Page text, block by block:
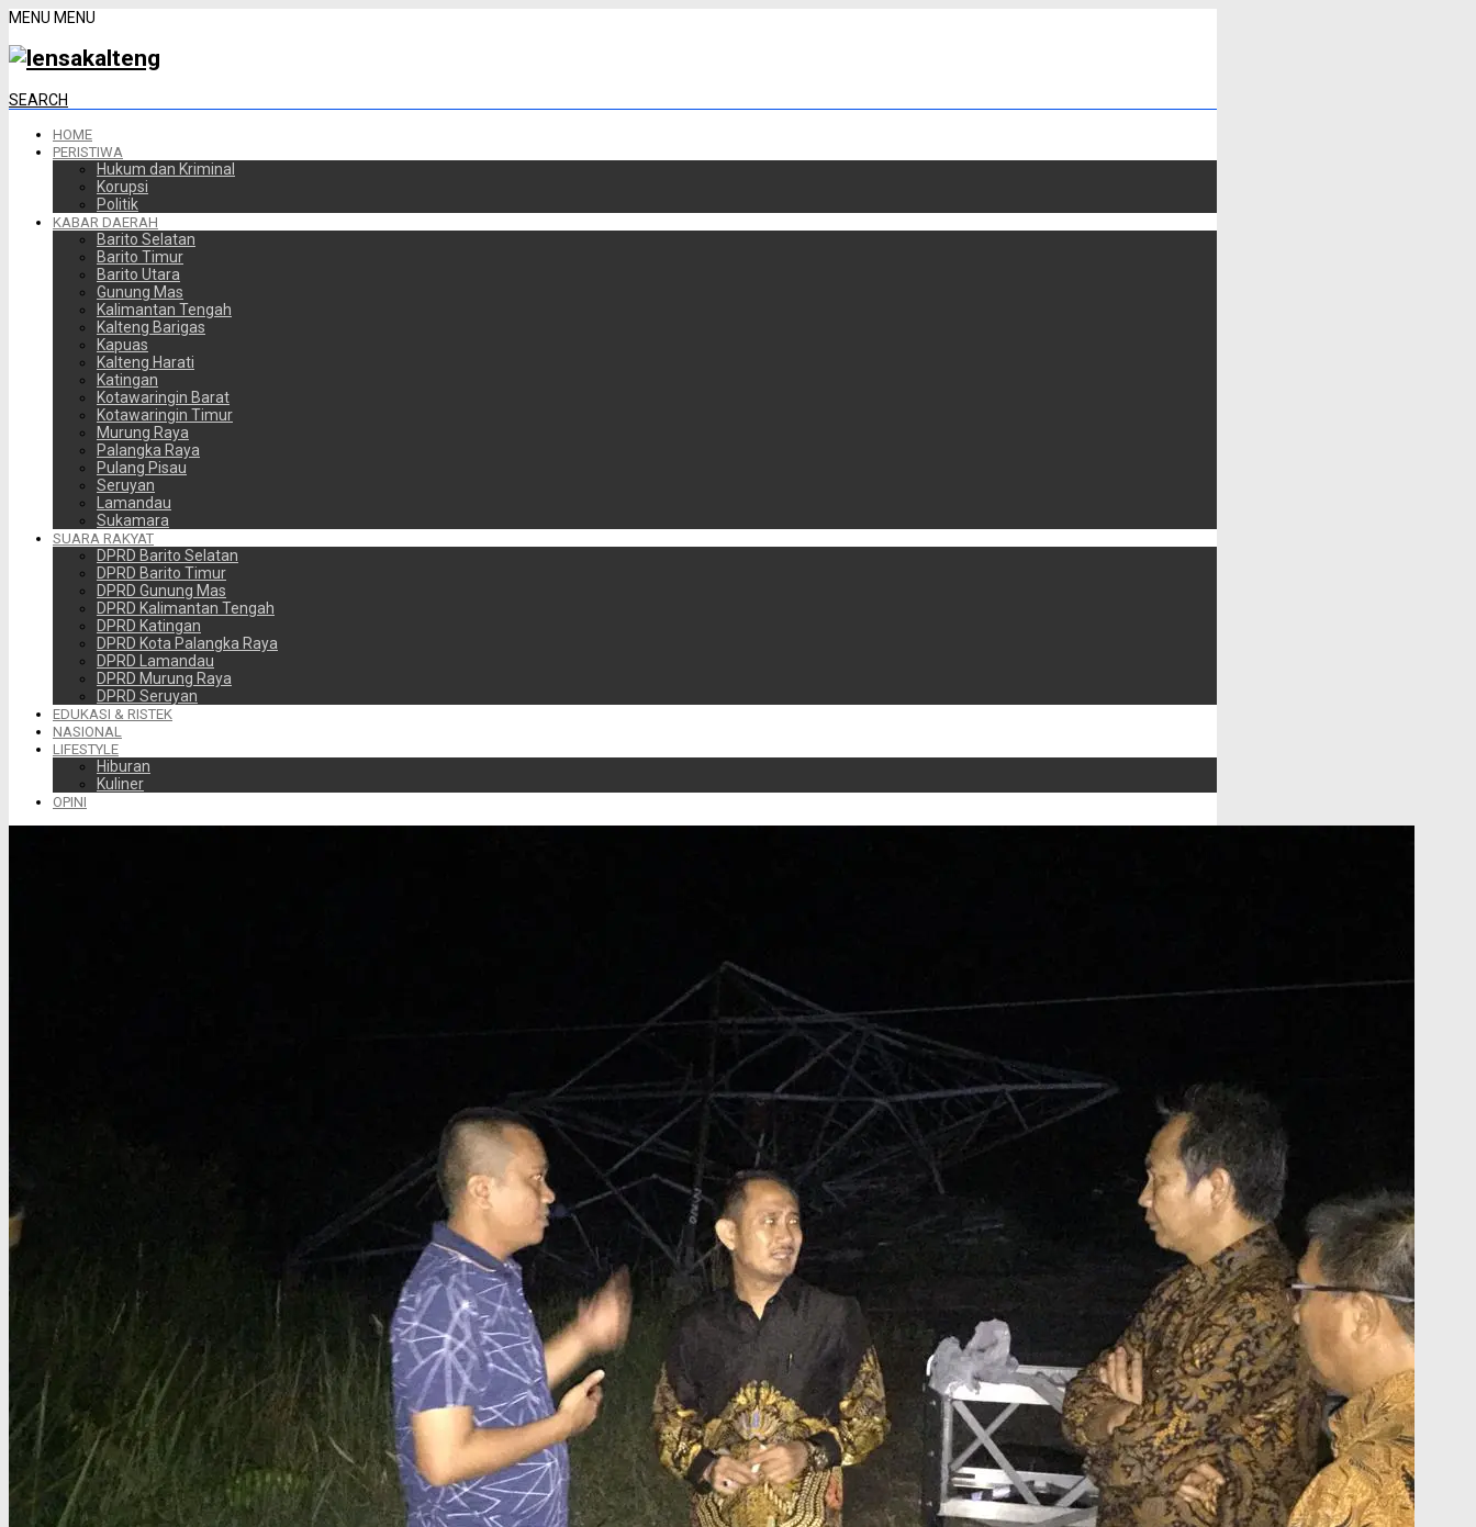
MENU MENU
SEARCH
HOME
PERISTIWA
Hukum dan Kriminal
Korupsi
Politik
KABAR DAERAH
Barito Selatan
Barito Timur
Barito Utara
Gunung Mas
Kalimantan Tengah
Kalteng Barigas
Kapuas
Kalteng Harati
Katingan
Kotawaringin Barat
Kotawaringin Timur
Murung Raya
Palangka Raya
Pulang Pisau
Seruyan
Lamandau
Sukamara
SUARA RAKYAT
DPRD Barito Selatan
DPRD Barito Timur
DPRD Gunung Mas
DPRD Kalimantan Tengah
DPRD Katingan
DPRD Kota Palangka Raya
DPRD Lamandau
DPRD Murung Raya
DPRD Seruyan
EDUKASI & RISTEK
NASIONAL
LIFESTYLE
Hiburan
Kuliner
OPINI